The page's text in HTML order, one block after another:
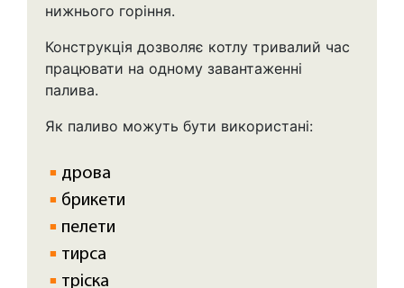
нижнього горіння.
Конструкція дозволяє котлу тривалий час
працювати на одному завантаженні
палива.
Як паливо можуть бути використані:
дрова
брикети
пелети
тирса
тріска